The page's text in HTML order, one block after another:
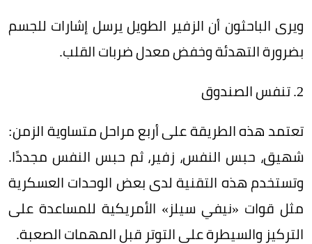
ويرى الباحثون أن الزفير الطويل يرسل إشارات للجسم
بضرورة التهدئة وخفض معدل ضربات القلب.
2. تنفس الصندوق
تعتمد هذه الطريقة على أربع مراحل متساوية الزمن:
شهيق، حبس النفس، زفير، ثم حبس النفس مجددًا.
وتستخدم هذه التقنية لدى بعض الوحدات العسكرية
مثل قوات «نيفي سيلز» الأمريكية للمساعدة على
التركيز والسيطرة على التوتر قبل المهمات الصعبة.